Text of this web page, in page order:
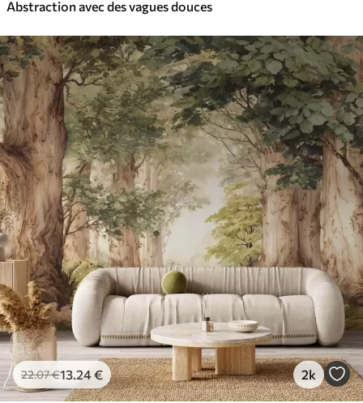
Abstraction avec des vagues douces
22.07€13 .24€ 2k